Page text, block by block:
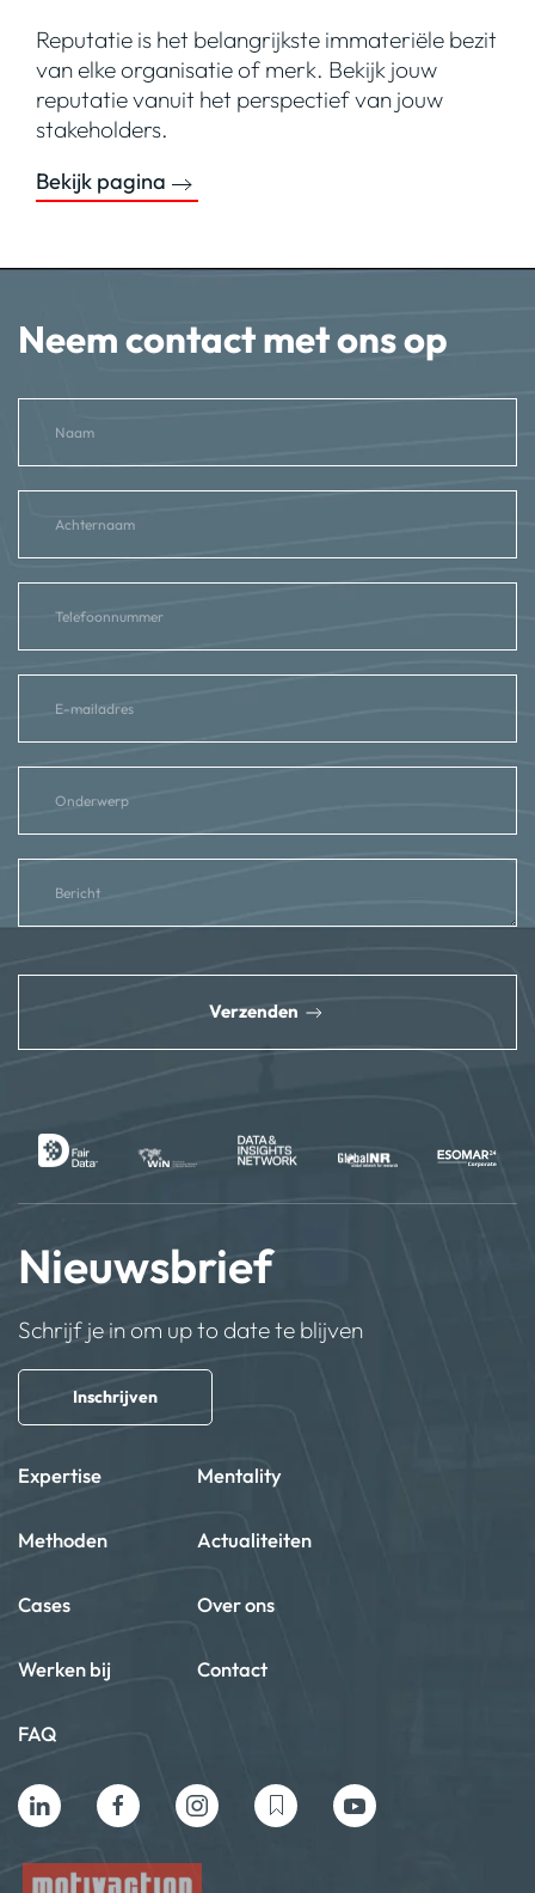
Reputatie is het belangrijkste immateriële bezit
van elke organisatie of merk. Bekijk jouw
reputatie vanuit het perspectief van jouw
stakeholders.
Bekijk pagina
Neem contact met ons op
Verzenden
Nieuwsbrief
Schrijf je in om up to date te blijven
Inschrijven
Expertise Mentality
Methoden Actualiteiten
Cases Over ons
Werken bij Contact
FAQ